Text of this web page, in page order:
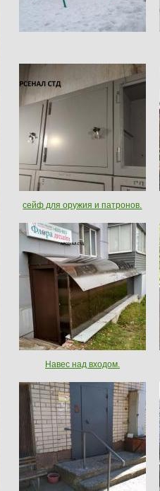
сейф для оружия и патронов.
Навес над входом.